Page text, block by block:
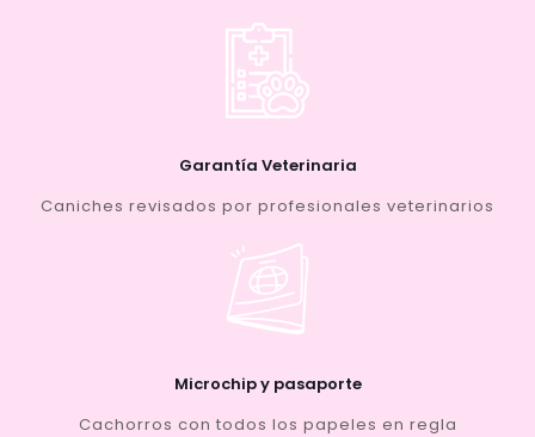
Garantía Veterinaria
Caniches revisados por profesionales veterinarios
Microchip y pasaporte
Cachorros con todos los papeles en regla